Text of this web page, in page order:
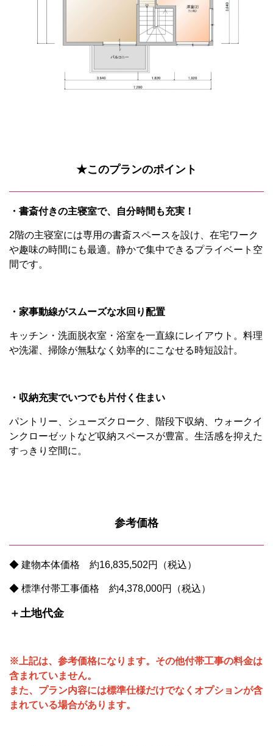
★このプランのポイント
・書斎付きの主寝室で、自分時間も充実！
2階の主寝室には専用の書斎スペースを設け、在宅ワーク
や趣味の時間にも最適。静かで集中できるプライベート空
間です。
・家事動線がスムーズな水回り配置
キッチン・洗面脱衣室・浴室を一直線にレイアウト。料理
や洗濯、掃除が無駄なく効率的にこなせる時短設計。
・収納充実でいつでも片付く住まい
パントリー、シューズクローク、階段下収納、ウォークイ
ンクローゼットなど収納スペースが豊富。生活感を抑えた
すっきり空間に。
参考価格
◆ 建物本体価格 約16,835,502円（税込）
◆ 標準付帯工事価格 約4,378,000円（税込）
＋土地代金
※上記は、参考価格になります。 その他付帯工事の料金は
含まれていません。
また、プラン内容には標準仕様だけでなくオプションが含
まれている場合があります。